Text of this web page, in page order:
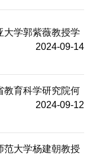
学郭紫薇教授学
2024-09-14
育科学研究院何
2024-09-12
大学杨建朝教授